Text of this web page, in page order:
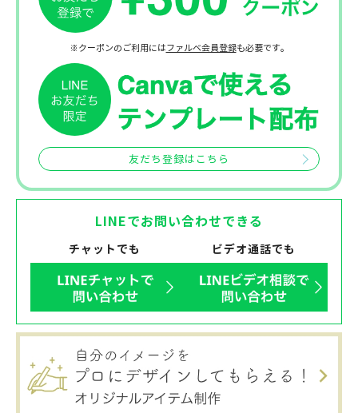
※クーポンのご利用にはファルベ会員登録も必要です。
友だち登録はこちら
LINEでお問い合わせできる
チャットでも ビデオ通話でも